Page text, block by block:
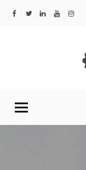
Menü